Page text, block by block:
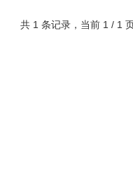
共 1 条记录，当前 1 / 1